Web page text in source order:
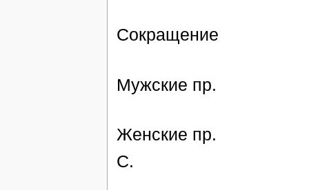
Сокращение
Мужские пр.
Женские пр.
C.